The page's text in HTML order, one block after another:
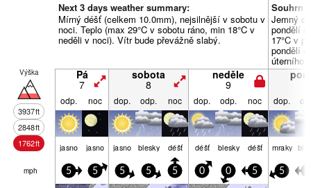
Next 3 days weather summary:
Mírný déšť (celkem 10.0mm), nejsilnější v sobotu v
noci. Teplo (max 29°C v sobotu ráno, min 18°C v
neděli v noci). Vítr bude převážně slabý.
Souhrn
Jemný
pondělí
17°C v
pondělí
úterního
Výška
3937ft
2848ft
1762ft
Pá
7
sobota
8
neděle
9
odp. noc dop. odp. noc dop. odp. noc dop.
jasno jasno jasno blesky déšť déšť blesky déšť mraky
mph 5 5 5 5 5 0 0 5 5